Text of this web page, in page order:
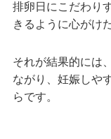
排卵日にこだわり
きるように心がけ
それが結果的には
ながり、妊娠しや
らです。